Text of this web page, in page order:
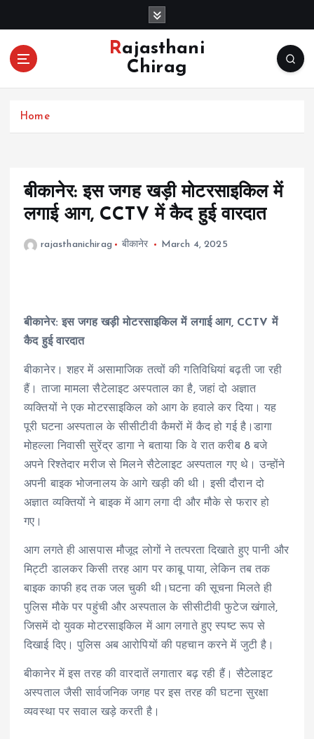
o
Rajasthani
Chirag
Home
बीकानेर: इस जगह खड़ी मोटरसाइकिल में
लगाई आग, CCTV में कैद हुई वारदात
rajasthanichirag बीकानेर March 4, 2025
बीकानेर: इस जगह खड़ी मोटरसाइकिल में लगाई आग, CCTV में
कैद हुई वारदात
बीकानेर। शहर में असामाजिक तत्वों की गतिविधियां बढ़ती जा रही
हैं। ताजा मामला सैटेलाइट अस्पताल का है, जहां दो अज्ञात
व्यक्तियों ने एक मोटरसाइकिल को आग के हवाले कर दिया। यह
पूरी घटना अस्पताल के सीसीटीवी कैमरों में कैद हो गई है।डागा
मोहल्ला निवासी सुरेंद्र डागा ने बताया कि वे रात करीब 8 बजे
अपने रिश्तेदार मरीज से मिलने सैटेलाइट अस्पताल गए थे। उन्होंने
अपनी बाइक भोजनालय के आगे खड़ी की थी। इसी दौरान दो
अज्ञात व्यक्तियों ने बाइक में आग लगा दी और मौके से फरार हो
गए।
आग लगते ही आसपास मौजूद लोगों ने तत्परता दिखाते हुए पानी और
मिट्टी डालकर किसी तरह आग पर काबू पाया, लेकिन तब तक
बाइक काफी हद तक जल चुकी थी।घटना की सूचना मिलते ही
पुलिस मौके पर पहुंची और अस्पताल के सीसीटीवी फुटेज खंगाले,
जिसमें दो युवक मोटरसाइकिल में आग लगाते हुए स्पष्ट रूप से
दिखाई दिए। पुलिस अब आरोपियों की पहचान करने में जुटी है।
बीकानेर में इस तरह की वारदातें लगातार बढ़ रही हैं। सैटेलाइट
अस्पताल जैसी सार्वजनिक जगह पर इस तरह की घटना सुरक्षा
व्यवस्था पर सवाल खड़े करती है।